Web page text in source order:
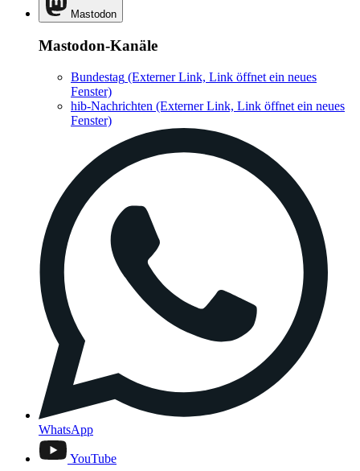
Mastodon
Mastodon-Kanäle
Bundestag (Externer Link, Link öffnet ein neues
Fenster)
hib-Nachrichten (Externer Link, Link öffnet ein neues
Fenster)
WhatsApp
YouTube